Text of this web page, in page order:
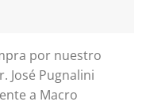
por nuestro
José Pugnalini
a Macro